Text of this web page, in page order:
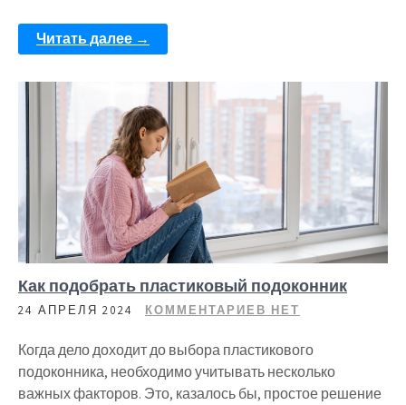
Читать далее →
Как подобрать пластиковый подоконник
24 АПРЕЛЯ 2024 КОММЕНТАРИЕВ НЕТ
Когда дело доходит до выбора пластикового
подоконника, необходимо учитывать несколько
важных факторов. Это, казалось бы, простое решение